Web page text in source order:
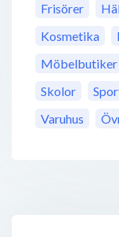
Frisörer
Kosmetika
Möbelbutiker
Skolor
Varuhus